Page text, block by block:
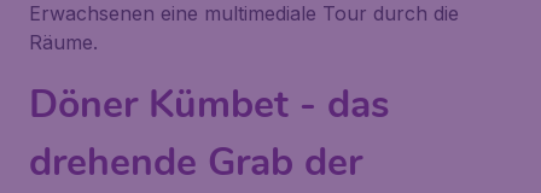
Erwachsenen eine multimediale Tour durch die
Räume.
Döner Kümbet - das
drehende Grab der